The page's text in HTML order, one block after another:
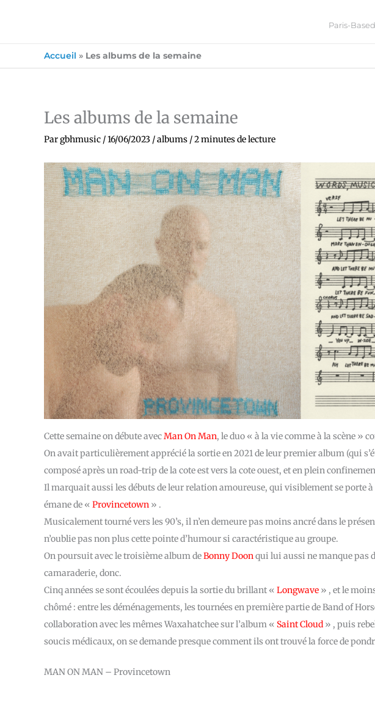
Paris-
Accueil » Les albums de la semaine
Les albums de la semaine
Pargbhmusic /16/06/2023 /albums /2 minutes de lecture
Cette semaine on débute avecMan On Man, le duo « à la vie comme à la scène »
On avait particulièrement apprécié la sortie en 2021 de leur premier album (qui
composé après un road-trip de la cote est vers la cote ouest, et en plein
Il marquait aussi les débuts de leur relation amoureuse, qui visiblement se porte
émane de « Provincetown » .
Musicalement tourné vers les 90’s, il n’en demeure pas moins ancré dans le
n’oublie pas non plus cette pointe d’humour si caractéristique au groupe.
On poursuit avec le troisième album deBonny Doonqui lui aussi ne manque pas
camaraderie, donc.
Cinq années se sont écoulées depuis la sortie du brillant « Longwave » , et le
chômé : entre les déménagements, les tournées en première partie de Band of
collaboration avec les mêmes Waxahatchee sur l’album « Saint Cloud » , puis
soucis médicaux, on se demande presque comment ils ont trouvé la force de
MAN ON MAN – Provincetown